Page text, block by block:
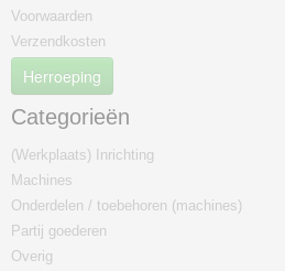
Voorwaarden
Verzendkosten
Herroeping
Categorieën
(Werkplaats) Inrichting
Machines
Onderdelen / toebehoren (machines)
Partij goederen
Overig